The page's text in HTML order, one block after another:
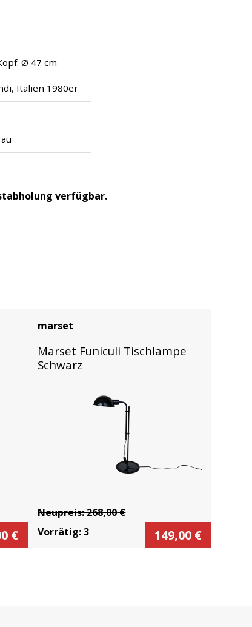
Ø 47 cm
Italien 1980er
verfügbar.
€
marset
Marset Funiculi Tischlampe
Schwarz
Neupreis:268,00€
Vorrätig:3 149,00 €